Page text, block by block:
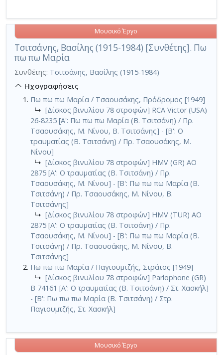
Τσιτσάνης, Βασίλης (1915-1984) [Συνθέτης]. Πω
πω πω Μαρία
Μουσικό Έργο
Συνθέτης: Τσιτσάνης, Βασίλης (1915-1984)
Ηχογραφήσεις
Πω πω πω Μαρία / Τσαουσάκης, Πρόδρομος [1949]
↳ [Δίσκος βινυλίου 78 στροφών] RCA Victor (USA)
26-8235 [Α': Πω πω πω Μαρία (Β. Τσιτσάνη) / Πρ.
Τσαουσάκης, Μ. Νίνου, Β. Τσιτσάνης] - [Β': Ο
τραυματίας (Β. Τσιτσάνη) / Πρ. Τσαουσάκης, Μ.
Νίνου]
↳ [Δίσκος βινυλίου 78 στροφών] HMV (GR) AO
2875 [Α': Ο τραυματίας (Β. Τσιτσάνη) / Πρ.
Τσαουσάκης, Μ. Νίνου] - [Β': Πω πω πω Μαρία (Β.
Τσιτσάνη) / Πρ. Τσαουσάκης, Μ. Νίνου, Β.
Τσιτσάνης]
↳ [Δίσκος βινυλίου 78 στροφών] HMV (TUR) AO
2875 [Α': Ο τραυματίας (Β. Τσιτσάνη) / Πρ.
Τσαουσάκης, Μ. Νίνου] - [Β': Πω πω πω Μαρία (Β.
Τσιτσάνη) / Πρ. Τσαουσάκης, Μ. Νίνου, Β.
Τσιτσάνης]
Πω πω πω Μαρία / Παγιουμτζής, Στράτος [1949]
↳ [Δίσκος βινυλίου 78 στροφών] Parlophone (GR)
B 74161 [Α': Ο τραυματίας (Β. Τσιτσάνη) / Στ. Χασκήλ]
- [Β': Πω πω πω Μαρία (Β. Τσιτσάνη) / Στρ.
Παγιουμτζής, Στ. Χασκήλ]
Μουσικό Έργο